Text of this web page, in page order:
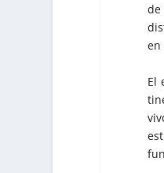
en
El